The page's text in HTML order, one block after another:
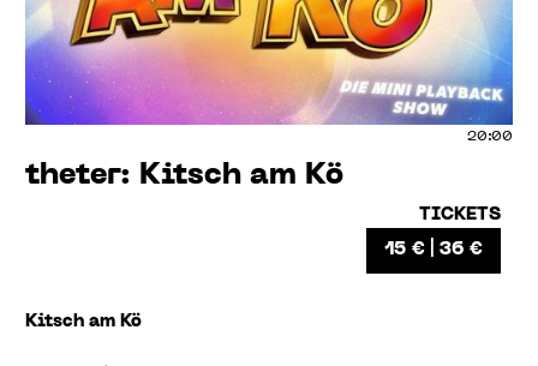
20:00
theter: Kitsch am Kö
TICKETS
15 € | 36 €
Kitsch am Kö